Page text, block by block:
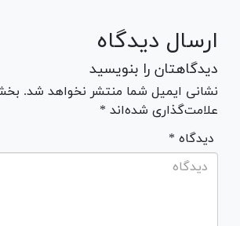
ارسال دیدگاه
دیدگاهتان را بنویسید
نشانی ایمیل شما منتشر نخواهد شد.
علامت‌گذاری شده‌اند *
* دیدگاه